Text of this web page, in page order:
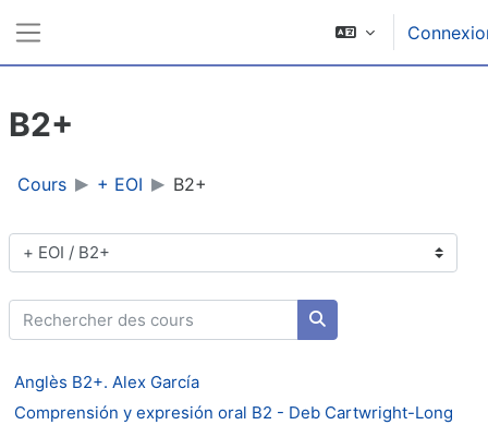
B2+
Cours + EOI B2+
Catégories de cours
Rechercher des cours
Rechercher des cours
Anglès B2+. Alex García
Comprensión y expresión oral B2 - Deb Cartwright-Long